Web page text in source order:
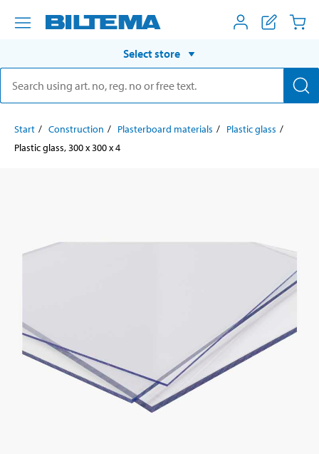
Select store
Start Construction Plasterboard materials
Plastic glass
Plastic glass, 300 x 300 x 4